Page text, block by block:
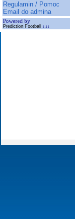
Regulamin / Pomoc
Email do admina
Powered by
Prediction Football 1.11